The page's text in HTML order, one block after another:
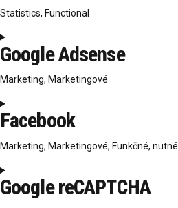
gdpr-
consent
Statistics, Functional
Consent
to
pixelyoursite
Google Adsense
Marketing, Marketingové
Consent
to
google-
Facebook
Marketing, Marketingové, Funkčné, nutné
Consent
to
Google reCAPTCHA